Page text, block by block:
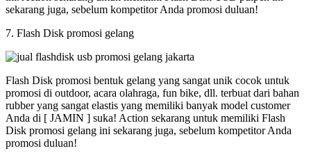
sekarang juga, sebelum kompetitor Anda promosi duluan!
7. Flash Disk promosi gelang
Flash Disk promosi bentuk gelang yang sangat unik cocok untuk
promosi di outdoor, acara olahraga, fun bike, dll. terbuat dari bahan
rubber yang sangat elastis yang memiliki banyak model customer
Anda di [ JAMIN ] suka! Action sekarang untuk memiliki Flash
Disk promosi gelang ini sekarang juga, sebelum kompetitor Anda
promosi duluan!